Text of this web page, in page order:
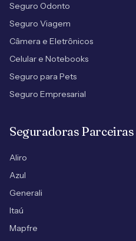
Seguro Odonto
Seguro Viagem
Câmera e Eletrônicos
Celular e Notebooks
Seguro para Pets
Seguro Empresarial
Seguradoras Parceiras
Aliro
Azul
Generali
Itaú
Mapfre